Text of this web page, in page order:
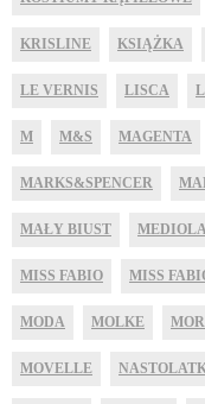
KRISLINE KSIĄŻKA
LE VERNIS LISCA
M M&S MAGENTA
MARKS&SPENCER
MAŁY BIUST
MISS FABIO MISS
MODA MOLKE
MOVELLE